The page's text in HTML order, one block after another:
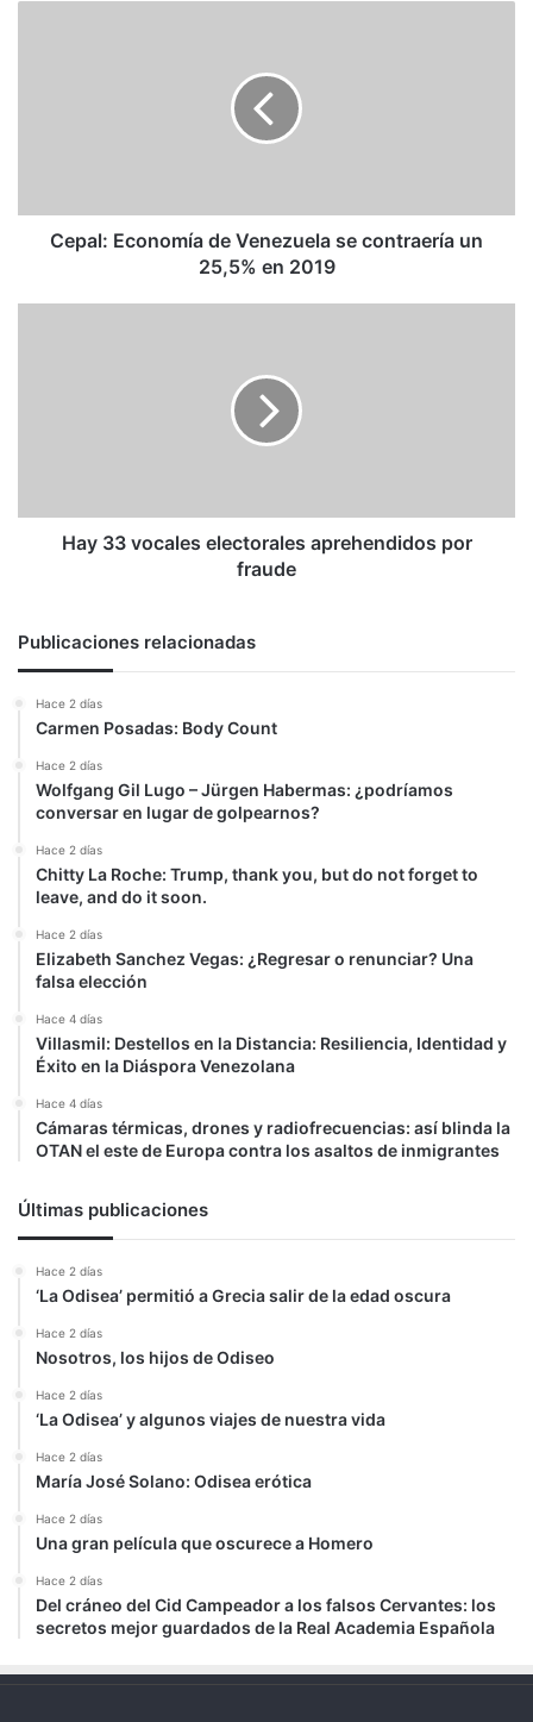
en
2019Cepal: Economía de Venezuela se contraería un
25,5% en 2019
Hay 33 vocales electorales aprehendidos por
fraude
Publicaciones relacionadas
Hace 2 días
Carmen Posadas: Body Count
Hace 2 días
Wolfgang Gil Lugo – Jürgen Habermas: ¿podríamos
conversar en lugar de golpearnos?
Hace 2 días
Chitty La Roche: Trump, thank you, but do not forget to
leave, and do it soon.
Hace 2 días
Elizabeth Sanchez Vegas: ¿Regresar o renunciar? Una
falsa elección
Hace 4 días
Villasmil: Destellos en la Distancia: Resiliencia, Identidad y
Éxito en la Diáspora Venezolana
Hace 4 días
Cámaras térmicas, drones y radiofrecuencias: así blinda la
OTAN el este de Europa contra los asaltos de inmigrantes
Últimas publicaciones
Hace 2 días
‘La Odisea’ permitió a Grecia salir de la edad oscura
Hace 2 días
Nosotros, los hijos de Odiseo
Hace 2 días
‘La Odisea’ y algunos viajes de nuestra vida
Hace 2 días
María José Solano: Odisea erótica
Hace 2 días
Una gran película que oscurece a Homero
Hace 2 días
Del cráneo del Cid Campeador a los falsos Cervantes: los
secretos mejor guardados de la Real Academia Española